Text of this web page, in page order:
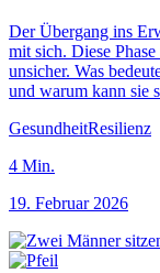
Der Übergang ins
mit sich. Diese
unsicher. Was
und warum kann sie
GesundheitResilienz
4 Min.
19. Februar 2026